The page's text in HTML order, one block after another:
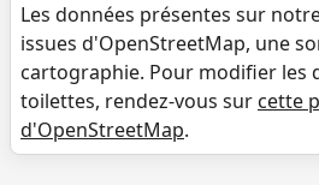
Les données présentes sur
issues d'OpenStreetMap, une
cartographie. Pour modifier les
toilettes, rendez-vous sur cette
d'OpenStreetMap.